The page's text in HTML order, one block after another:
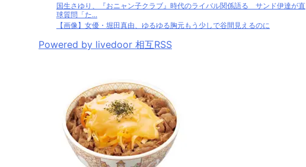
国生さゆり、『おニャン子クラブ』時代のライバル関係語る サンド伊達が直
球質問「た...
【画像】女優・堀田真由、ゆるゆる胸元もう少しで谷間見えるのに
Powered by livedoor 相互RSS